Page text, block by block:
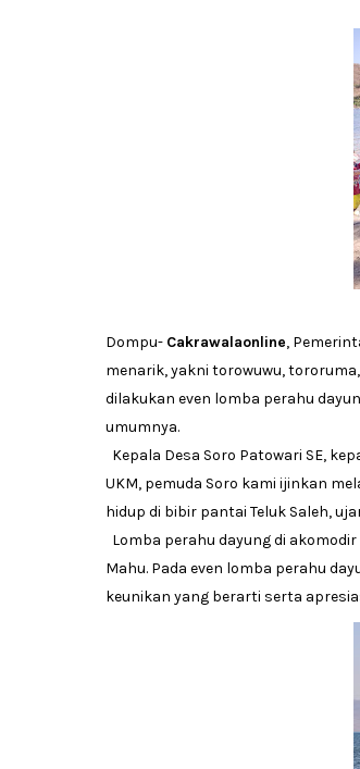
Dompu- Cakrawalaonline,
menarik, yakni torowuwu,
dilakukan even lomba perahu
umumnya.
Kepala Desa Soro Patowari SE,
UKM, pemuda Soro kami ijinkan
hidup di bibir pantai Teluk Saleh,
Lomba perahu dayung di
Mahu. Pada even lomba perahu
keunikan yang berarti serta